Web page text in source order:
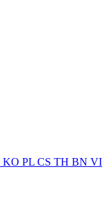
KO PL CS TH BN VI